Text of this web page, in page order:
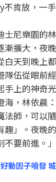
肯放，一
士尼樂園的
漸擴大，夜
白天到晚上
隊伍從眼前
手上的神奇
海，林依晨
法師，可以
趣」。夜晚
要前進。」
動因子噴發